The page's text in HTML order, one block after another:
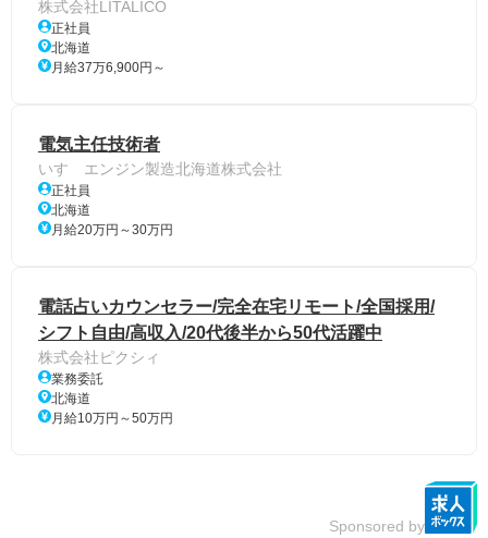
株式会社LITALICO
正社員
北海道
月給37万6,900円～
電気主任技術者
いすゞエンジン製造北海道株式会社
正社員
北海道
月給20万円～30万円
電話占いカウンセラー/完全在宅リモート/全国採用/
シフト自由/高収入/20代後半から50代活躍中
株式会社ピクシィ
業務委託
北海道
月給10万円～50万円
Sponsored by